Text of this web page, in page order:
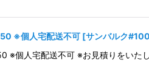
※個人宅配送不可 [サンバルク
※個人宅配送不可 ※お見積りをい